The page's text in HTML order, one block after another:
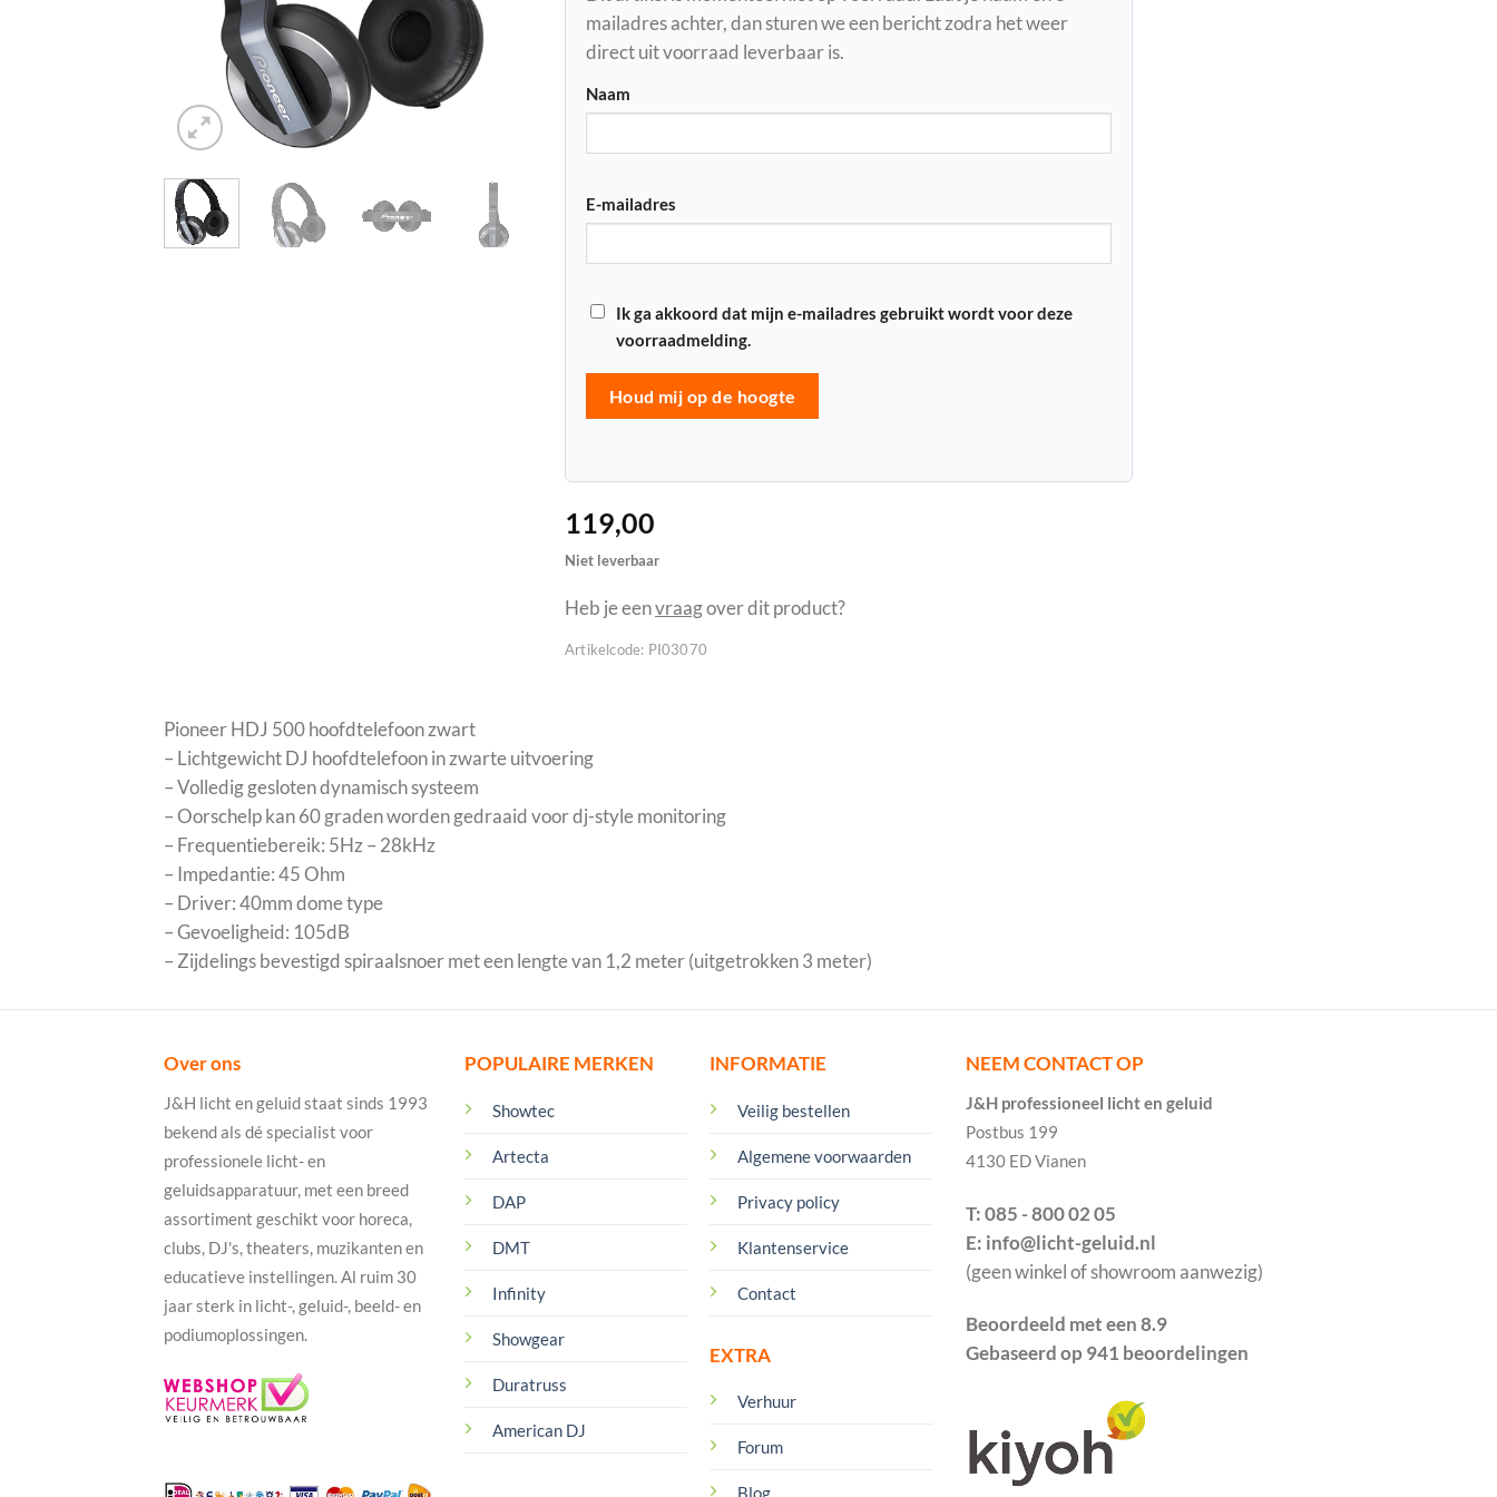
mailadres achter, dan sturen we een bericht zodra het weer
direct uit voorraad leverbaar is.
Naam
E-mailadres
Ik ga akkoord dat mijn e-mailadres gebruikt wordt voor deze
voorraadmelding.
Houd mij op de hoogte
119,00
Niet leverbaar
Heb je eenvraagover dit product?
Artikelcode: PI03070
Pioneer HDJ 500 hoofdtelefoon zwart
– Lichtgewicht DJ hoofdtelefoon in zwarte uitvoering
– Volledig gesloten dynamisch systeem
– Oorschelp kan 60 graden worden gedraaid voor dj-style monitoring
– Frequentiebereik: 5Hz – 28kHz
– Impedantie: 45 Ohm
– Driver: 40mm dome type
– Gevoeligheid: 105dB
– Zijdelings bevestigd spiraalsnoer met een lengte van 1,2 meter (uitgetrokken 3 meter)
Over ons
J&H licht en geluid staat sinds 1993
bekend als dé specialist voor
professionele licht- en
geluidsapparatuur, met een breed
assortiment geschikt voor horeca,
clubs, DJ's, theaters, muzikanten en
educatieve instellingen. Al ruim 30
jaar sterk in licht-, geluid-, beeld- en
podiumoplossingen.
POPULAIRE MERKEN
Showtec
Artecta
DAP
DMT
Infinity
Showgear
Duratruss
American DJ
INFORMATIE
Veilig bestellen
Algemene voorwaarden
Privacy policy
Klantenservice
Contact
EXTRA
Verhuur
Forum
Blog
NEEM CONTACT OP
J&H professioneel licht en geluid
Postbus 199
4130 ED Vianen
T: 085 - 800 02 05
E: info@licht-geluid.nl
(geen winkel of showroom aanwezig)
Beoordeeld met een 8.9
Gebaseerd op 941 beoordelingen